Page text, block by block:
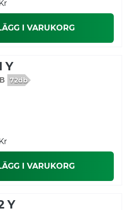
I VARUKORG
Y
72db
I VARUKORG
Y